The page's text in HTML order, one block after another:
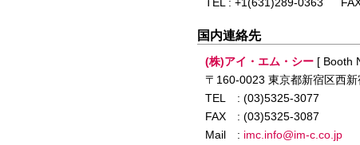
国内連絡先
(株)アイ・エム・シー [ Booth
〒160-0023 東京都新宿区西
TEL
: (03)5325-3077
FAX
: (03)5325-3087
Mail
: imc.info@im-c.co.jp